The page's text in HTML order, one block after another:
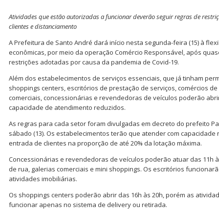
Atividades que estão autorizadas a funcionar deverão seguir regras de
clientes e distanciamento
A Prefeitura de Santo André dará início nesta segunda-feira (15) à
econômicas, por meio da operação Comércio Responsável, após
restrições adotadas por causa da pandemia de Covid-19.
Além dos estabelecimentos de serviços essenciais, que já tinham
shoppings centers, escritórios de prestação de serviços, comércios
comerciais, concessionárias e revendedoras de veículos poderão
capacidade de atendimento reduzidos.
As regras para cada setor foram divulgadas em decreto do prefeito
sábado (13). Os estabelecimentos terão que atender com
entrada de clientes na proporção de até 20% da lotação máxima.
Concessionárias e revendedoras de veículos poderão atuar das 11h
de rua, galerias comerciais e mini shoppings. Os escritórios
atividades imobiliárias.
Os shoppings centers poderão abrir das 16h às 20h, porém as
funcionar apenas no sistema de delivery ou retirada.